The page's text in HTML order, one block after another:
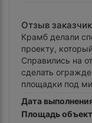
Отзыв
Крамб делали
проекту,
Справились на
сделать
площадки под
Дата
Площадь